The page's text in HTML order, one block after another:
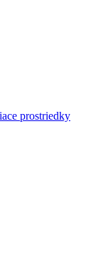
prostriedky